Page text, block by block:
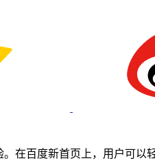
在百度新首页上，用户可以